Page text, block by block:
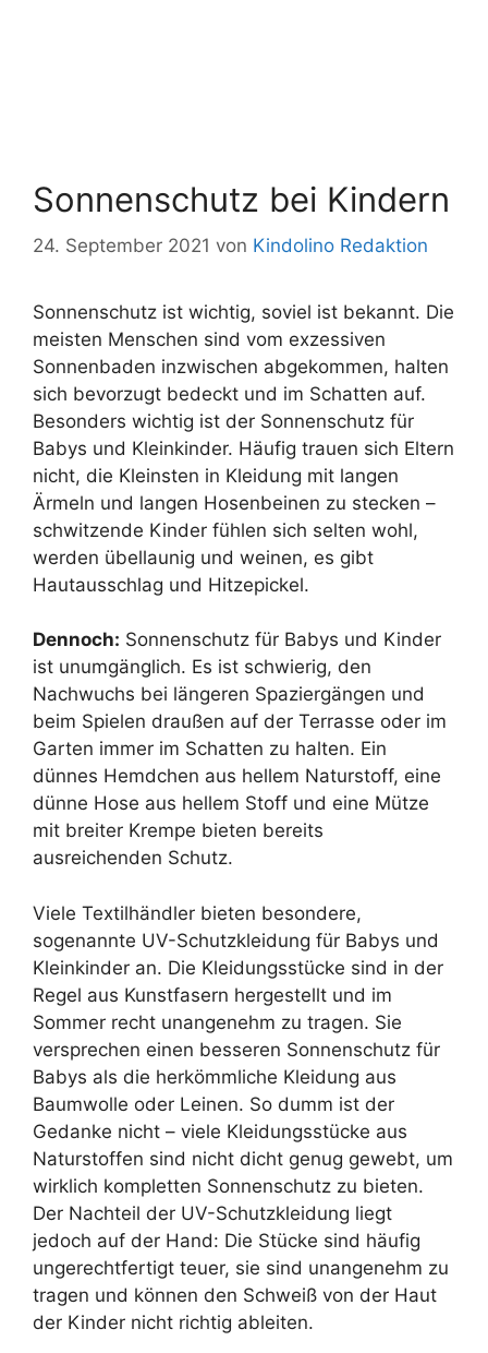
Sonnenschutz bei Kindern
24. September 2021 von Kindolino Redaktion
Sonnenschutz ist wichtig, soviel ist bekannt. Die
meisten Menschen sind vom exzessiven
Sonnenbaden inzwischen abgekommen, halten
sich bevorzugt bedeckt und im Schatten auf.
Besonders wichtig ist der Sonnenschutz für
Babys und Kleinkinder. Häufig trauen sich Eltern
nicht, die Kleinsten in Kleidung mit langen
Ärmeln und langen Hosenbeinen zu stecken –
schwitzende Kinder fühlen sich selten wohl,
werden übellaunig und weinen, es gibt
Hautausschlag und Hitzepickel.
Dennoch: Sonnenschutz für Babys und Kinder
ist unumgänglich. Es ist schwierig, den
Nachwuchs bei längeren Spaziergängen und
beim Spielen draußen auf der Terrasse oder im
Garten immer im Schatten zu halten. Ein
dünnes Hemdchen aus hellem Naturstoff, eine
dünne Hose aus hellem Stoff und eine Mütze
mit breiter Krempe bieten bereits
ausreichenden Schutz.
Viele Textilhändler bieten besondere,
sogenannte UV-Schutzkleidung für Babys und
Kleinkinder an. Die Kleidungsstücke sind in der
Regel aus Kunstfasern hergestellt und im
Sommer recht unangenehm zu tragen. Sie
versprechen einen besseren Sonnenschutz für
Babys als die herkömmliche Kleidung aus
Baumwolle oder Leinen. So dumm ist der
Gedanke nicht – viele Kleidungsstücke aus
Naturstoffen sind nicht dicht genug gewebt, um
wirklich kompletten Sonnenschutz zu bieten.
Der Nachteil der UV-Schutzkleidung liegt
jedoch auf der Hand: Die Stücke sind häufig
ungerechtfertigt teuer, sie sind unangenehm zu
tragen und können den Schweiß von der Haut
der Kinder nicht richtig ableiten.